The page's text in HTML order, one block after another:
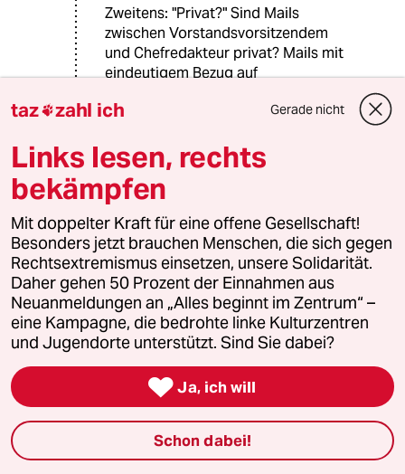
Zweitens: "Privat?" Sind Mails
zwischen Vorstandsvorsitzendem
und Chefredakteur privat? Mails mit
eindeutigem Bezug auf
unverhohlener Einflussnahme? Ne,
M MikeyBln
14.04.2023,18:03 Uhr
Jetzt regen sich alle auf. Aber so ganz falsch
liegt er nicht z.B. mit seiner Kritik an den
Ostdeutschen, wo man so gerne Putin
anhimmelt. Immerhin nennt er die Dinge beim
Namen.
6G 655170 (Profil gelöscht)
@MikeyBln:
taz zahl ich Gerade nicht
Links lesen, rechts
bekämpfen
Mit doppelter Kraft für eine offene Gesellschaft!
Besonders jetzt brauchen Menschen, die sich gegen
Rechtsextremismus einsetzen, unsere Solidarität.
Daher gehen 50 Prozent der Einnahmen aus
Neuanmeldungen an „Alles beginnt im Zentrum“ –
eine Kampagne, die bedrohte linke Kulturzentren
und Jugendorte unterstützt. Sind Sie dabei?
 Ja, ich will
Schon dabei!